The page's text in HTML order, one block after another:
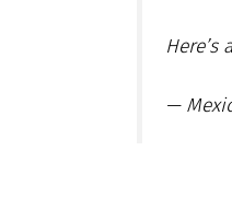
Here’s
—